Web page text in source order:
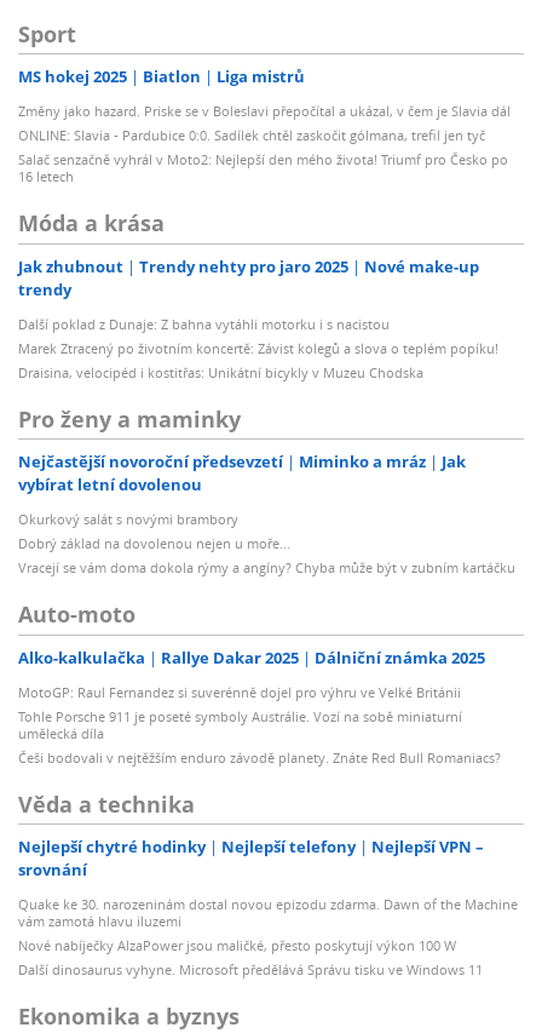
Sport
MS hokej 2025 Biatlon Liga mistrů
Změny jako hazard. Priske se v Boleslavi přepočítal a ukázal, v čem je Slavia dál
ONLINE: Slavia - Pardubice 0:0. Sadílek chtěl zaskočit gólmana, trefil jen tyč
Salač senzačně vyhrál v Moto2: Nejlepší den mého života! Triumf pro Česko po
16 letech
Móda a krása
Jak zhubnout Trendy nehty pro jaro 2025
Nové make-up
trendy
Další poklad z Dunaje: Z bahna vytáhli motorku i s nacistou
Marek Ztracený po životním koncertě: Závist kolegů a slova o teplém popíku!
Draisina, velocipéd i kostitřas: Unikátní bicykly v Muzeu Chodska
Pro ženy a maminky
Nejčastější novoroční předsevzetí Miminko a mráz
Jak
vybírat letní dovolenou
Okurkový salát s novými brambory
Dobrý základ na dovolenou nejen u moře...
Vracejí se vám doma dokola rýmy a angíny? Chyba může být v zubním kartáčku
Auto-moto
Alko-kalkulačka Rallye Dakar 2025 Dálniční známka 2025
MotoGP: Raul Fernandez si suverénně dojel pro výhru ve Velké Británii
Tohle Porsche 911 je poseté symboly Austrálie. Vozí na sobě miniaturní
umělecká díla
Češi bodovali v nejtěžším enduro závodě planety. Znáte Red Bull Romaniacs?
Věda a technika
Nejlepší chytré hodinky Nejlepší telefony
Nejlepší VPN –
srovnání
Quake ke 30. narozeninám dostal novou epizodu zdarma. Dawn of the Machine
vám zamotá hlavu iluzemi
Nové nabíječky AlzaPower jsou maličké, přesto poskytují výkon 100 W
Další dinosaurus vyhyne. Microsoft předělává Správu tisku ve Windows 11
Ekonomika a byznys